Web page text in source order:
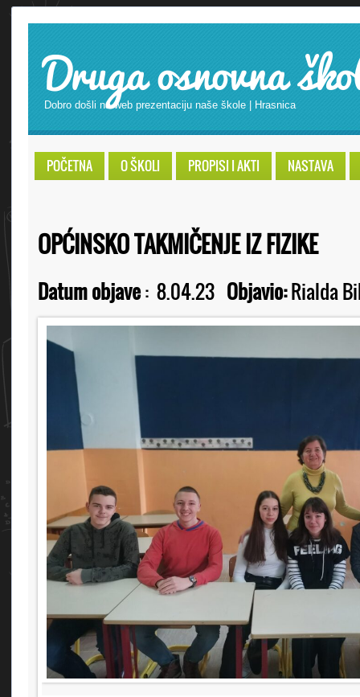
Druga osnovna
Dobro došli na web prezentaciju naše škole | Hrasnica
POČETNA O ŠKOLI PROPISI I AKTI NASTAVA
OPĆINSKO TAKMIČENJE IZ FIZIKE
Datum objave: 8.04.23 Objavio:Rialda